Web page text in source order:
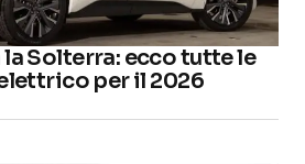
Solterra: ecco tutte le
per il 2026